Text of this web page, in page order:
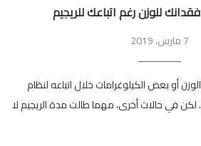
7 مارس، 2019
أو بعض الكيلوغرامات خلال اتباعه لنظام
في حالات أخرى، مهما طالت مدة الريجيم لا